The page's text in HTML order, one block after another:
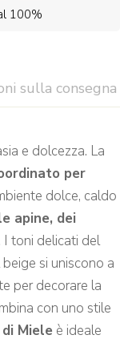
100%
sulla consegna
e dolcezza. La
per
dolce, caldo
apine, dei
I toni delicati del
si uniscono a
per decorare la
con uno stile
Miele è ideale